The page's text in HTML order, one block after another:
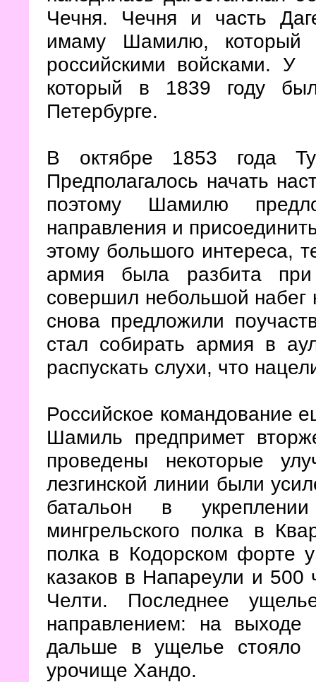
Чечня. Чечня и часть
имаму Шамилю,
российскими войсками.
который в 1839 году
Петербурге.
В октябре 1853 года
Предполагалось начать
поэтому Шамилю
направления и
этому большого интереса,
армия была разбита
совершил небольшой
снова предложили
стал собирать армия в
распускать слухи, что
Российское командование
Шамиль предпримет
проведены некоторые
лезгинской линии были
батальон в
мингрельского полка в
полка в Кодорском форте
казаков в Напареули и 500
Челти. Последнее
направлением: на
дальше в ущелье стояло
урочище Хандо.